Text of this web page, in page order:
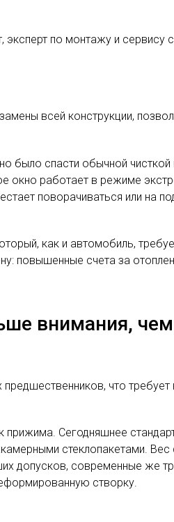
по монтажу и сервису
всей конструкции,
было спасти обычной
работает в режиме
поворачиваться или на
как и автомобиль,
повышенные счета за
внимания,
что
Сегодняшнее
стеклопакетами. Вес
допусков, современные же
створку.